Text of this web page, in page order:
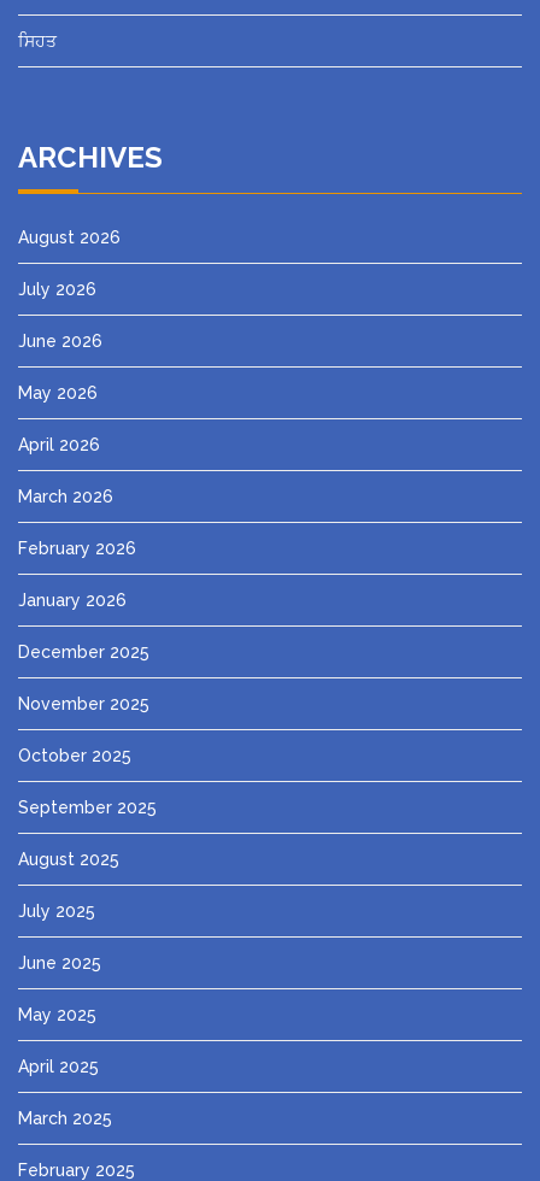
ਸਿਹਤ
ARCHIVES
August 2026
July 2026
June 2026
May 2026
April 2026
March 2026
February 2026
January 2026
December 2025
November 2025
October 2025
September 2025
August 2025
July 2025
June 2025
May 2025
April 2025
March 2025
February 2025